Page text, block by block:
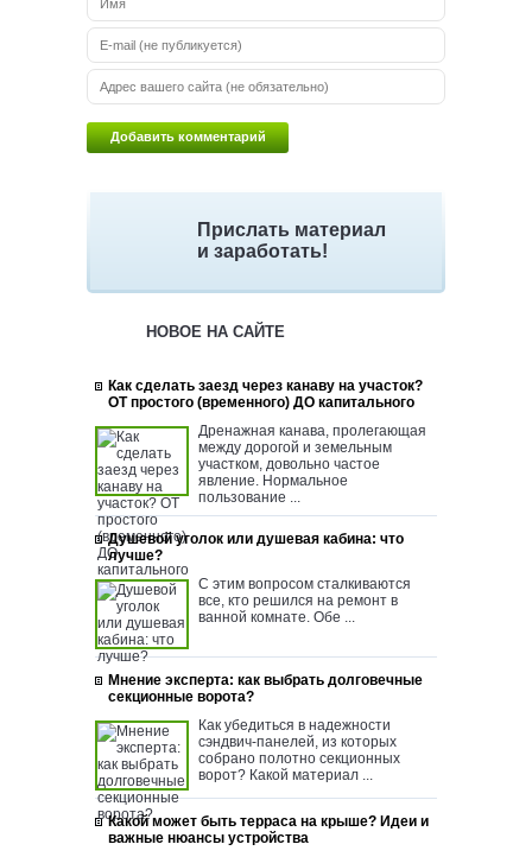
Прислать материал
и заработать!
НОВОЕ НА САЙТЕ
Как сделать заезд через канаву на участок?
ОТ простого (временного) ДО капитального
Дренажная канава, пролегающая
между дорогой и земельным
участком, довольно частое
явление. Нормальное
пользование ...
Душевой уголок или душевая кабина: что
лучше?
С этим вопросом сталкиваются
все, кто решился на ремонт в
ванной комнате. Обе ...
Мнение эксперта: как выбрать долговечные
секционные ворота?
Как убедиться в надежности
сэндвич-панелей, из которых
собрано полотно секционных
ворот? Какой материал ...
Какой может быть терраса на крыше? Идеи и
важные нюансы устройства